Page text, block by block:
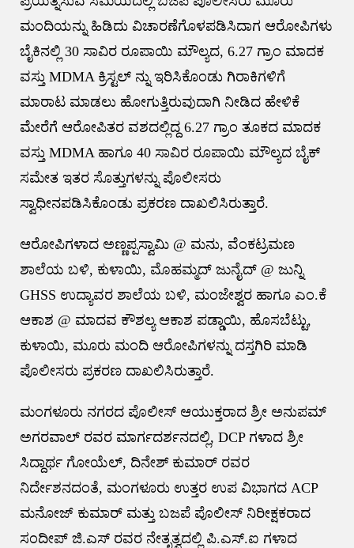
ಮಂದಿಯನ್ನು ಹಿಡಿದು ವಿಚಾರಣೆಗೊಳಪಡಿಸಿದಾಗ ಆರೋಪಿಗಳು
ಬೈಕಿನಲ್ಲಿ 30 ಸಾವಿರ ರೂಪಾಯಿ ಮೌಲ್ಯದ, 6.27 ಗ್ರಾಂ ಮಾದಕ
ವಸ್ತು MDMA ಕ್ರಿಸ್ಟಲ್ ನ್ನು ಇರಿಸಿಕೊಂಡು ಗಿರಾಕಿಗಳಿಗೆ
ಮಾರಾಟ ಮಾಡಲು ಹೋಗುತ್ತಿರುವುದಾಗಿ ನೀಡಿದ ಹೇಳಿಕೆ
ಮೇರೆಗೆ ಆರೋಪಿತರ ವಶದಲ್ಲಿದ್ದ 6.27 ಗ್ರಾಂ ತೂಕದ ಮಾದಕ
ವಸ್ತು MDMA ಹಾಗೂ 40 ಸಾವಿರ ರೂಪಾಯಿ ಮೌಲ್ಯದ ಬೈಕ್
ಸಮೇತ ಇತರ ಸೊತ್ತುಗಳನ್ನು ಪೊಲೀಸರು
ಸ್ವಾಧೀನಪಡಿಸಿಕೊಂಡು ಪ್ರಕರಣ ದಾಖಲಿಸಿರುತ್ತಾರೆ.
ಆರೋಪಿಗಳಾದ ಅಣ್ಣಪ್ಪಸ್ವಾಮಿ @ ಮನು, ವೆಂಕಟ್ರಮಣ
ಶಾಲೆಯ ಬಳಿ, ಕುಳಾಯಿ, ಮೊಹಮ್ಮದ್ ಜುನೈದ್ @ ಜುನ್ನಿ
GHSS ಉದ್ಯಾವರ ಶಾಲೆಯ ಬಳಿ, ಮಂಜೇಶ್ವರ ಹಾಗೂ ಎಂ.ಕೆ
ಆಕಾಶ @ ಮಾದವ ಕೌಶಲ್ಯ ಆಕಾಶ ಪಡ್ಡಾಯಿ, ಹೊಸಬೆಟ್ಟು,
ಕುಳಾಯಿ, ಮೂರು ಮಂದಿ ಆರೋಪಿಗಳನ್ನು ದಸ್ತಗಿರಿ ಮಾಡಿ
ಪೊಲೀಸರು ಪ್ರಕರಣ ದಾಖಲಿಸಿರುತ್ತಾರೆ.
ಮಂಗಳೂರು ನಗರದ ಪೊಲೀಸ್ ಆಯುಕ್ತರಾದ ಶ್ರೀ ಅನುಪಮ್
ಅಗರವಾಲ್ ರವರ ಮಾರ್ಗದರ್ಶನದಲ್ಲಿ, DCP ಗಳಾದ ಶ್ರೀ
ಸಿದ್ದಾರ್ಥ ಗೋಯೆಲ್, ದಿನೇಶ್ ಕುಮಾರ್ ರವರ
ನಿರ್ದೇಶನದಂತೆ, ಮಂಗಳೂರು ಉತ್ತರ ಉಪ ವಿಭಾಗದ ACP
ಮನೋಜ್ ಕುಮಾರ್ ಮತ್ತು ಬಜಪೆ ಪೊಲೀಸ್ ನಿರೀಕ್ಷಕರಾದ
ಸಂದೀಪ್ ಜಿ.ಎಸ್ ರವರ ನೇತೃತ್ವದಲ್ಲಿ ಪಿ.ಎಸ್.ಐ ಗಳಾದ